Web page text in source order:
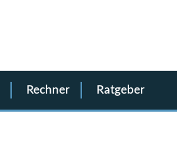
Rechner Ratgeber